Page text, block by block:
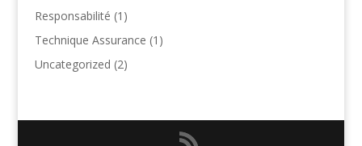
Responsabilité (1)
Technique Assurance (1)
Uncategorized (2)